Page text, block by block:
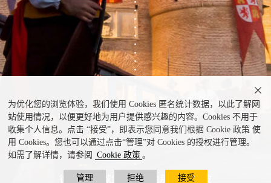
为优化您的浏览体验，我们使用 Cookies 匿名统计数据，以此了解网
站使用情况，以便更好地为用户提供感兴趣的内容。Cookies 不用于
收集个人信息。点击 “接受”，即表示您同意我们根据 Cookie 政策 使
用 Cookies。您也可以通过点击“管理”对 Cookies 的授权进行管理。
如需了解详情，请参阅
Cookie 政策 。
管理 拒绝 接受

德拉▪莫塔城堡，在麦地那▪德尔甘波